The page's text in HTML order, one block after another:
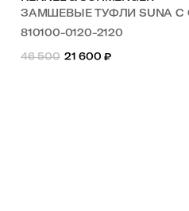
ЗАМШЕВЫЕ ТУФЛИ SUNA С
810100-0120-2120
46 500
21 600 ₽